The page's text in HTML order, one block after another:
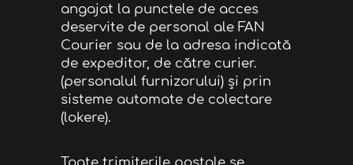
angajat la punctele de acces
deservite de personal ale FAN
Courier sau de la adresa indicată
de expeditor, de către curier.
(personalul furnizorului) și prin
sisteme automate de colectare
(lokere).
Toate trimiterile poștale se